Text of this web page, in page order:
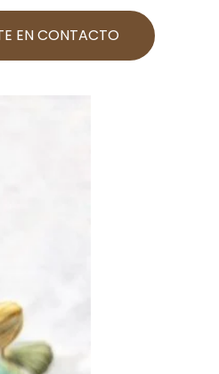
EN CONTACTO